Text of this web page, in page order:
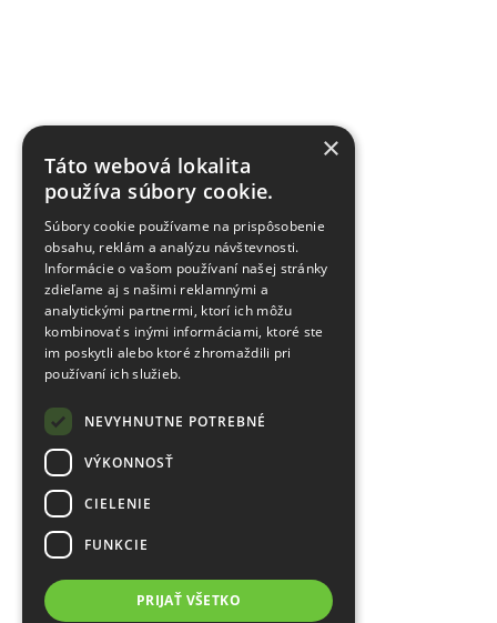
×
Táto webová lokalita
používa súbory cookie.
Súbory cookie používame na prispôsobenie
obsahu, reklám a analýzu návštevnosti.
Informácie o vašom používaní našej stránky
zdieľame aj s našimi reklamnými a
analytickými partnermi, ktorí ich môžu
kombinovať s inými informáciami, ktoré ste
im poskytli alebo ktoré zhromaždili pri
používaní ich služieb.
NEVYHNUTNE POTREBNÉ
VÝKONNOSŤ
CIELENIE
FUNKCIE
PRIJAŤ VŠETKO